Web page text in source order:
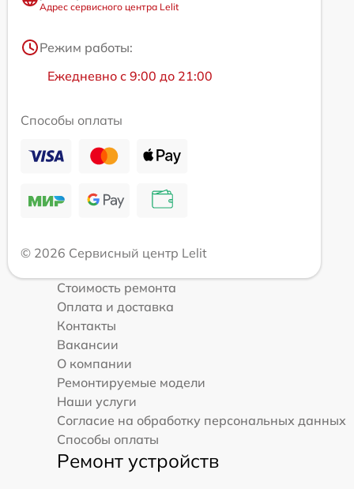
Адрес сервисного центра Lelit
Режим работы:
Ежедневно с 9:00 до 21:00
Способы оплаты
© 2026 Сервисный центр Lelit
Стоимость ремонта
Оплата и доставка
Контакты
Вакансии
О компании
Ремонтируемые модели
Наши услуги
Согласие на обработку персональных данных
Способы оплаты
Ремонт устройств